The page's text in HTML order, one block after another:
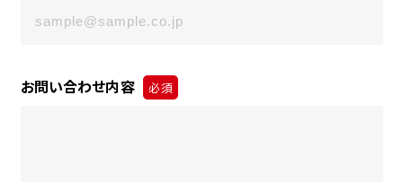
お問い合わせ内容 必須